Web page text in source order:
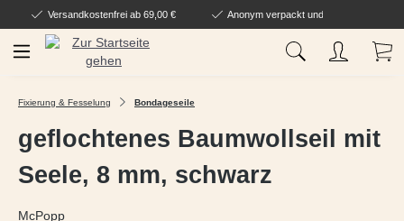
Zum Hauptinhalt springen
Versandkostenfrei ab 69,00 € Anonym verpackt und geliefert
Fixierung & Fesselung Bondageseile
geflochtenes Baumwollseil mit
Seele, 8 mm, schwarz
McPopp